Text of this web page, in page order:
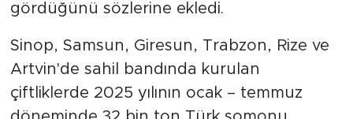
gördüğünü sözlerine ekledi.
Sinop, Samsun, Giresun, Trabzon, Rize ve
Artvin'de sahil bandında kurulan
çiftliklerde 2025 yılının ocak – temmuz